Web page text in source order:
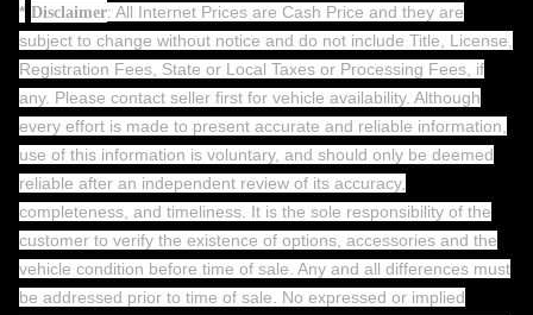
* Disclaimer: All Internet Prices are Cash Price and they are
subject to change without notice and do not include Title, License,
Registration Fees, State or Local Taxes or Processing Fees, if
any. Please contact seller first for vehicle availability. Although
every effort is made to present accurate and reliable information,
use of this information is voluntary, and should only be deemed
reliable after an independent review of its accuracy,
completeness, and timeliness. It is the sole responsibility of the
customer to verify the existence of options, accessories and the
vehicle condition before time of sale. Any and all differences must
be addressed prior to time of sale. No expressed or implied